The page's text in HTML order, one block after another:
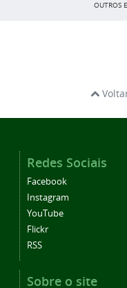
OUTROS
Redes Sociais
Facebook
Instagram
YouTube
Flickr
RSS
Sobre o site